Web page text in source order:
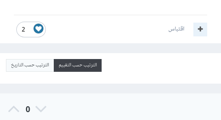
2 اقتباس
الترتيب حسب التقييم الترتيب حسب التاريخ
0